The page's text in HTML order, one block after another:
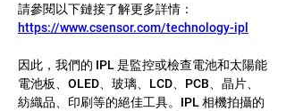
請參閱以下鏈接了解更多詳情：
https://www.csensor.com/technology-ipl
因此，我們的 IPL 是監控或檢查電池和太陽能
電池板、OLED、玻璃、LCD、PCB、晶片、
紡織品、印刷等的絕佳工具。IPL 相機拍攝的